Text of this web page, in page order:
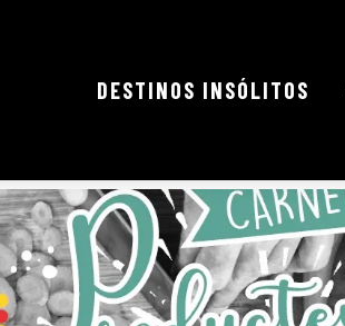
DESTINOS INSÓLITOS